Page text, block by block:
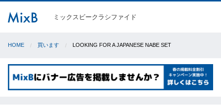
ミックスビークラシファイド
HOME 買います LOOKING FOR A JAPANESE NABE SET